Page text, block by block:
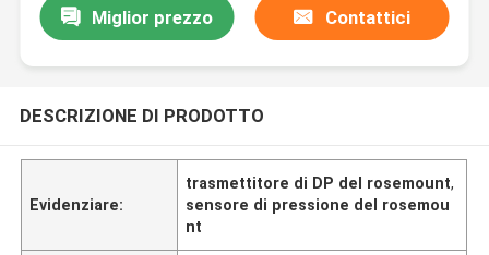
Miglior prezzo Contattici
DESCRIZIONE DI PRODOTTO
Evidenziare:
trasmettitore di DP del rosemount,
sensore di pressione del rosemou
nt